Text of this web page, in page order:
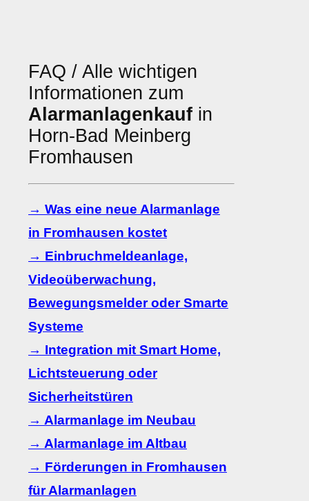
FAQ / Alle wichtigen
Informationen zum
Alarmanlagenkauf in
Horn-Bad Meinberg
Fromhausen
→ Was eine neue Alarmanlage
in Fromhausen kostet
→ Einbruchmeldeanlage,
Videoüberwachung,
Bewegungsmelder oder Smarte
Systeme
→ Integration mit Smart Home,
Lichtsteuerung oder
Sicherheitstüren
→ Alarmanlage im Neubau
→ Alarmanlage im Altbau
→ Förderungen in Fromhausen
für Alarmanlagen